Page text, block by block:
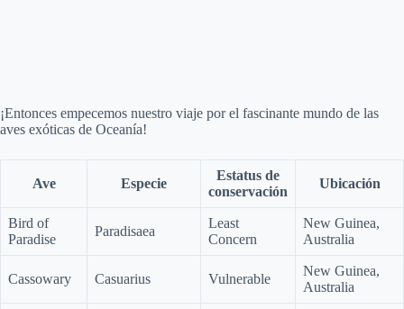
¡Entonces empecemos nuestro viaje por el fascinante mundo de las
aves exóticas de Oceanía!
Ave Especie
Estatus de
conservación
Ubicación
Bird of
Paradise
Paradisaea
Least
Concern
New Guinea,
Australia
Cassowary Casuarius Vulnerable
New Guinea,
Australia